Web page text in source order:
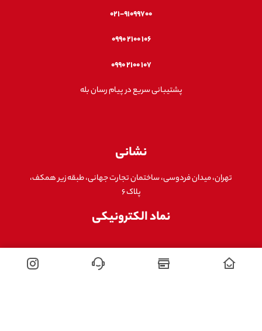
۰۲۱-۹۱۰۹۹۷۰۰
۱۰۶ ۲۱۰۰ ۰۹۹۰
۱۰۷ ۲۱۰۰ ۰۹۹۰
پشتیبانی سریع در پیام رسان بله
نشانی
تهران، میدان فردوسی، ساختمان تجارت جهانی، طبقه زیر همکف،
پلاک ۶
نماد الکترونیکی